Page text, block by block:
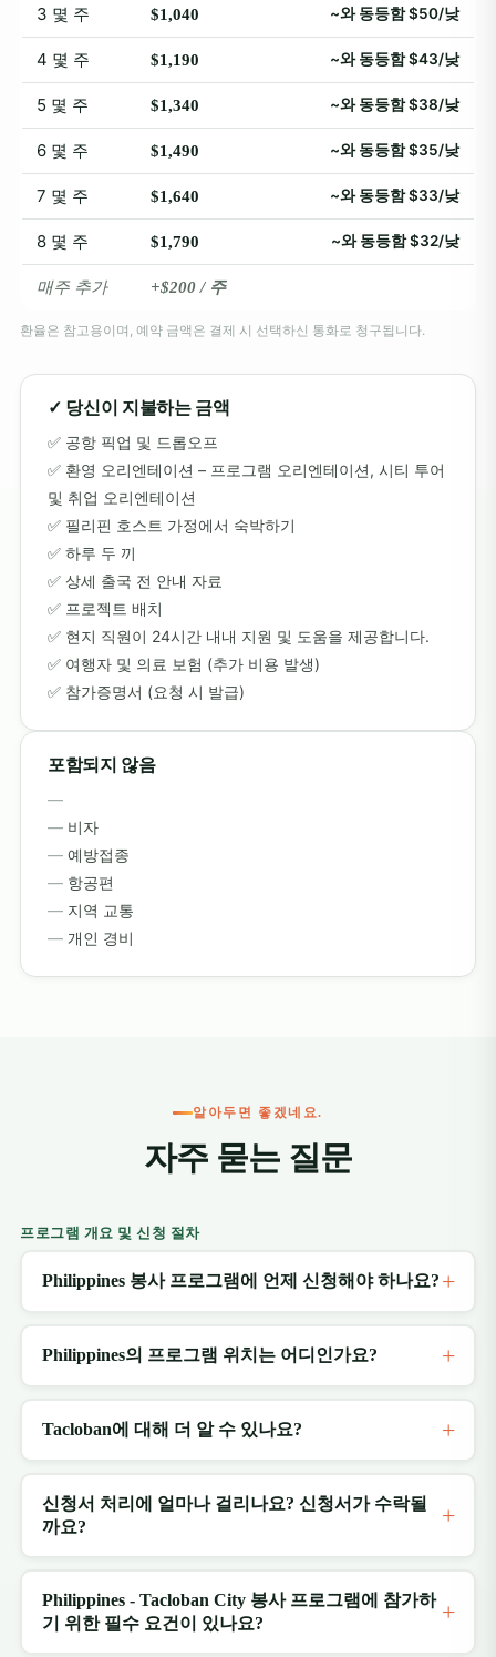
3 몇 주 $1,040 ~와 동등함 $50/낮
4 몇 주 $1,190 ~와 동등함 $43/낮
5 몇 주 $1,340 ~와 동등함 $38/낮
6 몇 주 $1,490 ~와 동등함 $35/낮
7 몇 주 $1,640 ~와 동등함 $33/낮
8 몇 주 $1,790 ~와 동등함 $32/낮
매주 추가 +$200 / 주
환율은 참고용이며, 예약 금액은 결제 시 선택하신 통화로 청구됩니다.
✓ 당신이 지불하는 금액
공항 픽업 및 드롭오프
환영 오리엔테이션 – 프로그램 오리엔테이션, 시티 투어
및 취업 오리엔테이션
필리핀 호스트 가정에서 숙박하기
하루 두 끼
상세 출국 전 안내 자료
프로젝트 배치
현지 직원이 24시간 내내 지원 및 도움을 제공합니다.
여행자 및 의료 보험 (추가 비용 발생)
참가증명서 (요청 시 발급)
포함되지 않음
비자
예방접종
항공편
지역 교통
개인 경비
알아두면 좋겠네요.
자주 묻는 질문
프로그램 개요 및 신청 절차
Philippines 봉사 프로그램에 언제 신청해야 하나요?
Philippines의 프로그램 위치는 어디인가요?
Tacloban에 대해 더 알 수 있나요?
신청서 처리에 얼마나 걸리나요? 신청서가 수락될
까요?
Philippines - Tacloban City 봉사 프로그램에 참가하
기 위한 필수 요건이 있나요?